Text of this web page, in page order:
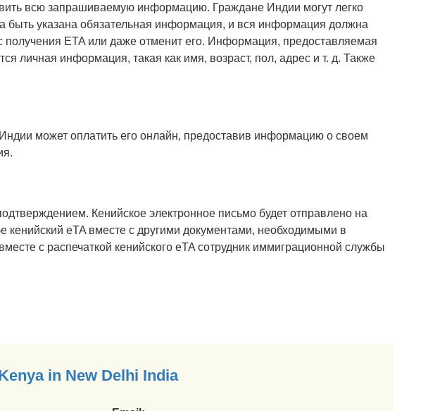
всю запрашиваемую информацию. Граждане Индии могут легко
быть указана обязательная информация, и вся информация должна
ETA или даже отменит его. Информация, предоставляемая
личная информация, такая как имя, возраст, пол, адрес и т. д. Также
может оплатить его онлайн, предоставив информацию о своем
Кенийское электронное письмо будет отправлено на
eTA вместе с другими документами, необходимыми в
с распечаткой кенийского eTA сотрудник иммиграционной службы
in New Delhi India